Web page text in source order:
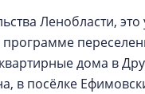
Ленобласти,
дома в
в посёлке